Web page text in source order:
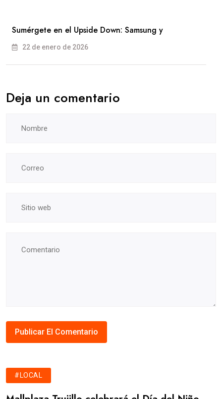
Sumérgete en el Upside Down: Samsung y
22 de enero de 2026
Deja un comentario
#LOCAL